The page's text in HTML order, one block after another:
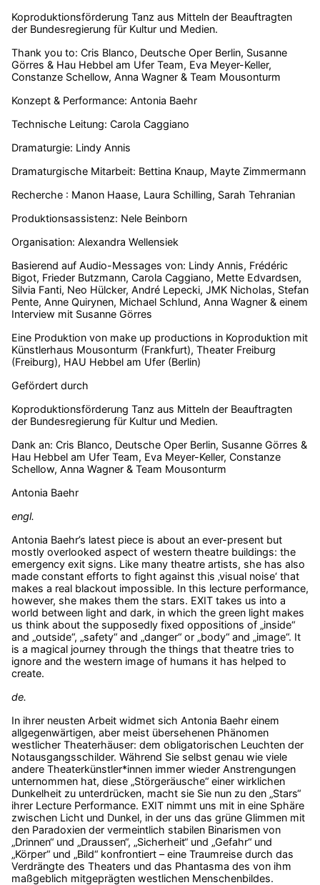
Koproduktionsförderung Tanz aus Mitteln der Beauftragten
der Bundesregierung für Kultur und Medien.
Thank you to: Cris Blanco, Deutsche Oper Berlin, Susanne
Görres & Hau Hebbel am Ufer Team, Eva Meyer-Keller,
Constanze Schellow, Anna Wagner & Team Mousonturm
Konzept & Performance: Antonia Baehr
Technische Leitung: Carola Caggiano
Dramaturgie: Lindy Annis
Dramaturgische Mitarbeit: Bettina Knaup, Mayte Zimmermann
Recherche : Manon Haase, Laura Schilling, Sarah Tehranian
Produktionsassistenz: Nele Beinborn
Organisation: Alexandra Wellensiek
Basierend auf Audio-Messages von: Lindy Annis, Frédéric
Bigot, Frieder Butzmann, Carola Caggiano, Mette Edvardsen,
Silvia Fanti, Neo Hülcker, André Lepecki, JMK Nicholas, Stefan
Pente, Anne Quirynen, Michael Schlund, Anna Wagner & einem
Interview mit Susanne Görres
Eine Produktion von make up productions in Koproduktion mit
Künstlerhaus Mousonturm (Frankfurt), Theater Freiburg
(Freiburg), HAU Hebbel am Ufer (Berlin)
Gefördert durch
Koproduktionsförderung Tanz aus Mitteln der Beauftragten
der Bundesregierung für Kultur und Medien.
Dank an: Cris Blanco, Deutsche Oper Berlin, Susanne Görres &
Hau Hebbel am Ufer Team, Eva Meyer-Keller, Constanze
Schellow, Anna Wagner & Team Mousonturm
Antonia Baehr
engl.
Antonia Baehr’s latest piece is about an ever-present but
mostly overlooked aspect of western theatre buildings: the
emergency exit signs. Like many theatre artists, she has also
made constant efforts to fight against this ‚visual noise‘ that
makes a real blackout impossible. In this lecture performance,
however, she makes them the stars. EXIT takes us into a
world between light and dark, in which the green light makes
us think about the supposedly fixed oppositions of „inside“
and „outside“, „safety“ and „danger“ or „body“ and „image“. It
is a magical journey through the things that theatre tries to
ignore and the western image of humans it has helped to
create.
de.
In ihrer neusten Arbeit widmet sich Antonia Baehr einem
allgegenwärtigen, aber meist übersehenen Phänomen
westlicher Theaterhäuser: dem obligatorischen Leuchten der
Notausgangsschilder. Während Sie selbst genau wie viele
andere Theaterkünstler*innen immer wieder Anstrengungen
unternommen hat, diese „Störgeräusche“ einer wirklichen
Dunkelheit zu unterdrücken, macht sie Sie nun zu den „Stars“
ihrer Lecture Performance. EXIT nimmt uns mit in eine Sphäre
zwischen Licht und Dunkel, in der uns das grüne Glimmen mit
den Paradoxien der vermeintlich stabilen Binarismen von
„Drinnen“ und „Draussen“, „Sicherheit“ und „Gefahr“ und
„Körper“ und „Bild“ konfrontiert – eine Traumreise durch das
Verdrängte des Theaters und das Phantasma des von ihm
maßgeblich mitgeprägten westlichen Menschenbildes.